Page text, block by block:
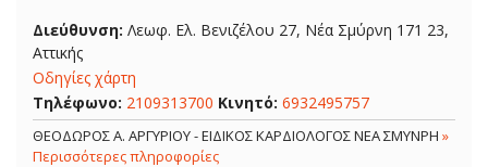
Διεύθυνση: Λεωφ. Ελ. Βενιζέλου 27, Νέα Σμύρνη 171 23,
Αττικής
Οδηγίες χάρτη
Τηλέφωνο: 2109313700 Κινητό: 6932495757
ΘΕΟΔΩΡΟΣ Α. ΑΡΓΥΡΙΟΥ - ΕΙΔΙΚΟΣ ΚΑΡΔΙΟΛΟΓΟΣ ΝΕΑ ΣΜΥΝΡΗ »
Περισσότερες πληροφορίες